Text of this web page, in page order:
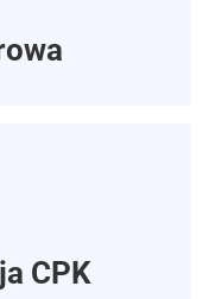
CPK